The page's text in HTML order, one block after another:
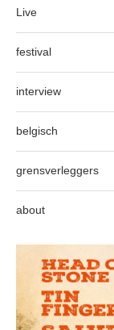
Live
festival
interview
belgisch
grensverleggers
about